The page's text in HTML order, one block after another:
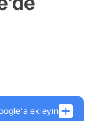
ekleyin